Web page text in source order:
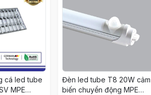
cá led tube
MPE
Đèn led tube T8 20W cảm
biến chuyển động MPE